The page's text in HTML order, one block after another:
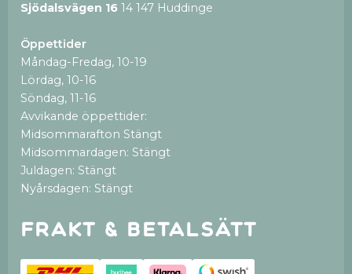
Sjödalsvägen 16 14 147 Huddinge
Öppettider
Måndag-Fredag, 10-19
Lördag, 10-16
Söndag, 11-16
Avvikande öppettider:
Midsommarafton Stängt
Midsommardagen: Stängt
Juldagen: Stängt
Nyårsdagen: Stängt
Frakt & betalsätt